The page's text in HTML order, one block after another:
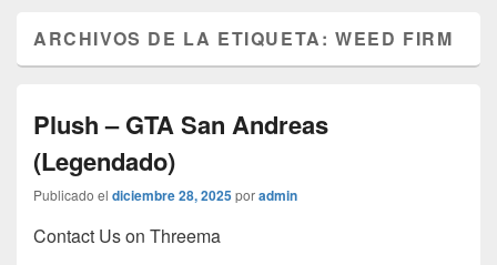
ARCHIVOS DE LA ETIQUETA:WEED FIRM
Plush – GTA San Andreas
(Legendado)
Publicado el diciembre 28, 2025poradmin
Contact Us on Threema